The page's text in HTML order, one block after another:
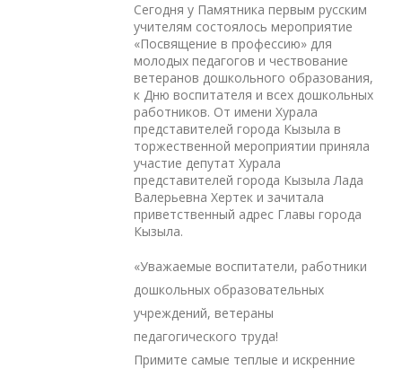
Сегодня у Памятника первым русским
учителям состоялось мероприятие
«Посвящение в профессию» для
молодых педагогов и чествование
ветеранов дошкольного образования,
к Дню воспитателя и всех дошкольных
работников. От имени Хурала
представителей города Кызыла в
торжественной мероприятии приняла
участие депутат Хурала
представителей города Кызыла Лада
Валерьевна Хертек и зачитала
приветственный адрес Главы города
Кызыла.
«Уважаемые воспитатели, работники
дошкольных образовательных
учреждений, ветераны
педагогического труда!
Примите самые теплые и искренние